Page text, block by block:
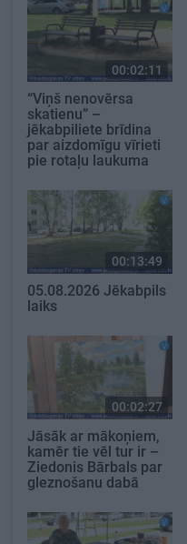
00:02:11
“Viņš nenovērsa
skatienu” –
jēkabpiliete brīdina
par aizdomīgu vīrieti
pie rotaļu laukuma
00:13:49
05.08.2026 Jēkabpils
laiks
00:02:27
Jāsāk ar mākoņiem,
kamēr tie vēl tur ir –
Ziedonis Bārbals par
gleznošanu dabā